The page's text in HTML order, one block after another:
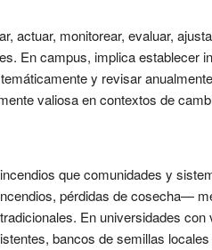
actuar, monitorear, evaluar,
En campus, implica establecer
y revisar
valiosa en contextos de
que comunidades y
pérdidas de cosecha—
En universidades
bancos de semillas